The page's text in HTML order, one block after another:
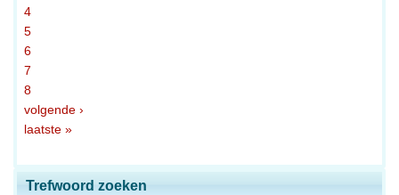
4
5
6
7
8
volgende ›
laatste »
Trefwoord zoeken